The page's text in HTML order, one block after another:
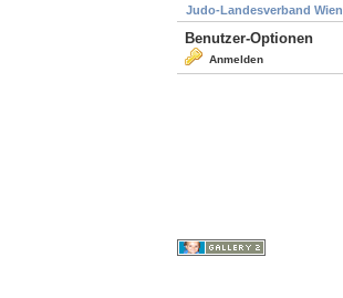
Judo-Landesverband Wien
Benutzer-Optionen
Anmelden